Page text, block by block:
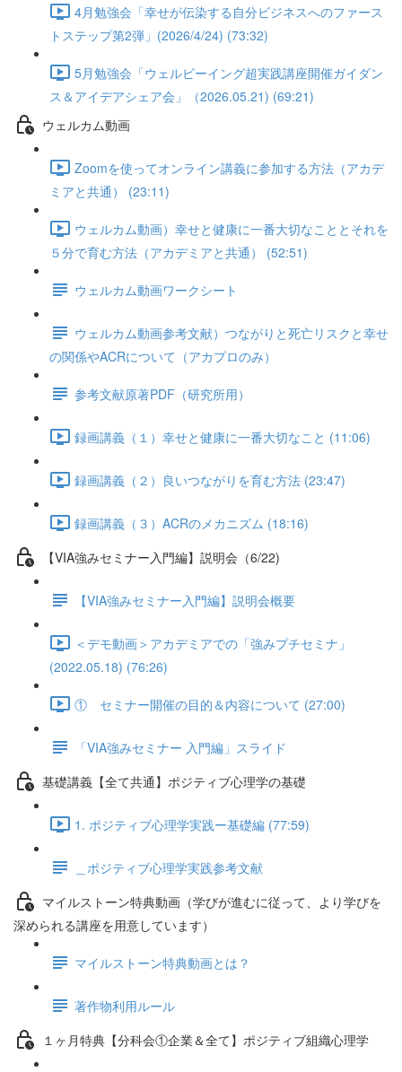
4月勉強会「幸せが伝染する自分ビジネスへのファース
トステップ第2弾」(2026/4/24) (73:32)
5月勉強会「ウェルビーイング超実践講座開催ガイダン
ス＆アイデアシェア会」（2026.05.21) (69:21)
ウェルカム動画
Zoomを使ってオンライン講義に参加する方法（アカデ
ミアと共通） (23:11)
ウェルカム動画）幸せと健康に一番大切なこととそれを
５分で育む方法（アカデミアと共通） (52:51)
ウェルカム動画ワークシート
ウェルカム動画参考文献）つながりと死亡リスクと幸せ
の関係やACRについて（アカプロのみ）
参考文献原著PDF（研究所用）
録画講義（１）幸せと健康に一番大切なこと (11:06)
録画講義（２）良いつながりを育む方法 (23:47)
録画講義（３）ACRのメカニズム (18:16)
【VIA強みセミナー入門編】説明会（6/22)
【VIA強みセミナー入門編】説明会概要
＜デモ動画＞アカデミアでの「強みプチセミナ」
(2022.05.18) (76:26)
① セミナー開催の目的＆内容について (27:00)
「VIA強みセミナー 入門編」スライド
基礎講義【全て共通】ポジティブ心理学の基礎
1. ポジティブ心理学実践ー基礎編 (77:59)
＿ポジティブ心理学実践参考文献
マイルストーン特典動画（学びが進むに従って、より学びを
深められる講座を用意しています）
マイルストーン特典動画とは？
著作物利用ルール
１ヶ月特典【分科会①企業＆全て】ポジティブ組織心理学